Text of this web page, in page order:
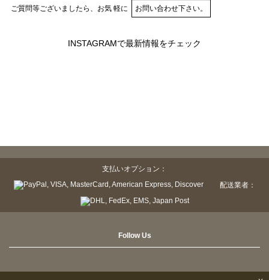
ご質問等ございましたら、お気 軽に お問い合わせ下さい。
INSTAGRAMで最新情報をチェック
支払いオプション：
配送業者：
Follow Us